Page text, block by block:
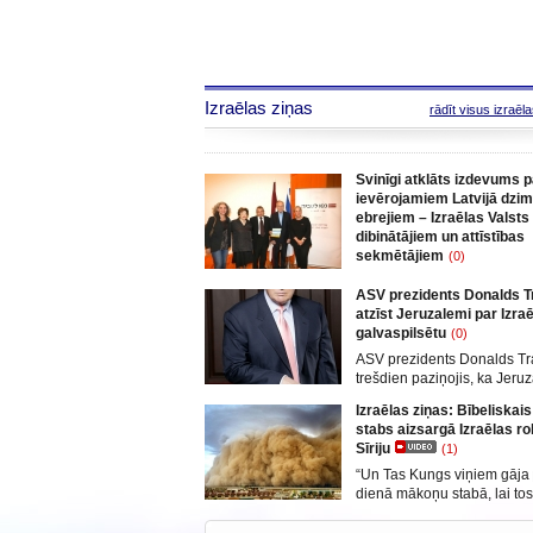
Izraēlas ziņas rādīt visus
Svinīgi atklāts izdevums
ievērojamiem Latvijā
ebrejiem – Izraēlas Valsts
dibinātājiem un attīstības
sekmētājiem (0)
kultūras centrā Enav
atklāts izdevums “No
Vidusjūrai – Izcilie Latvijas
Izraēlas Valsts dibinātāji un
sekmētāji”. Bukletā
dzīvesstāsti – divdesmit
cilvēku biogrāfijas, kuri
nozīmīgu pienesumu
nodibināšanā un
vārdi ar zelta burtiem ir
ASV prezidents Donalds
atzīst Jeruzalemi par
galvaspilsētu (0)
ASV prezidents Donalds
trešdien paziņojis, ka
atsakoties no
piesardzīgās Vašingtonas
riskējot izraisīt jaunu
uzliesmojumu Tuvajos
„Esmu izlēmis, ka pienācis
Izraēlas ziņas:
stabs aizsargā Izraēlas
Sīriju
(1)
“Un Tas Kungs viņiem
dienā mākoņu stabā, lai